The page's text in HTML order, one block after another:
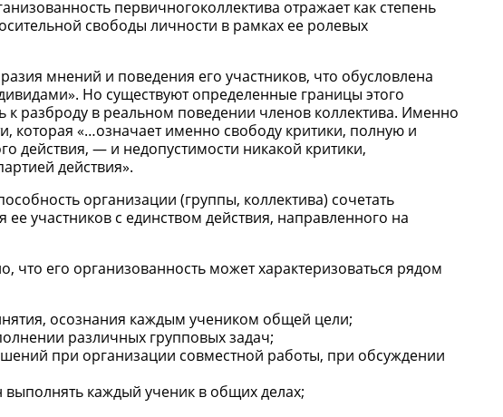
первичногоколлектива отражает как степень
свободы личности в рамках ее ролевых
мнений и поведения его участников, что обусловлена
Но существуют определенные границы этого
разброду в реальном поведении членов коллектива. Именно
которая «…означает именно свободу критики, полную и
действия, — и недопустимости никакой критики,
действия».
организации (группы, коллектива) сочетать
участников с единством действия, направленного на
что его организованность может характеризоваться рядом
осознания каждым учеником общей цели;
различных групповых задач;
при организации совместной работы, при обсуждении
каждый ученик в общих делах;